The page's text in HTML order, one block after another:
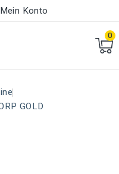
Mein Konto
0
GOLD